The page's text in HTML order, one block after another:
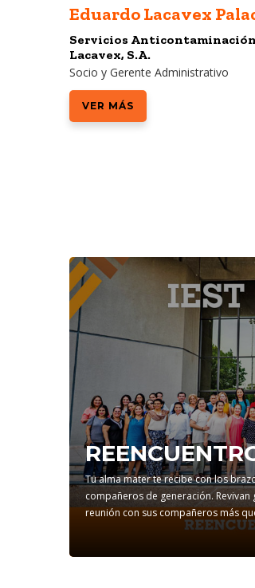
Eduardo Lacavex
Servicios Anticontaminación
Lacavex, S.A.
Socio y Gerente Administrativo
VER MÁS
Tu alma mater te recibe con los
compañeros de generación.
reunión con sus compañeros más